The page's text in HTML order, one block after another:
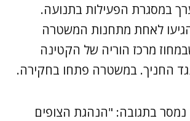
במסגרת הפעילות בתנועה.
לאחת מתחנות המשטרה
מרכז הוריה של הקטינה
החניך. במשטרה פתחו בחקירה.
נמסר בתגובה: "הנהגת הצופים